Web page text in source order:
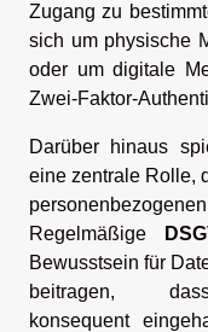
Zugang zu
sich um physische
oder um digitale
Zwei-Faktor-
Darüber hinaus
eine zentrale Rolle,
Regelmäßige
Bewusstsein für
beitragen, dass
konsequent